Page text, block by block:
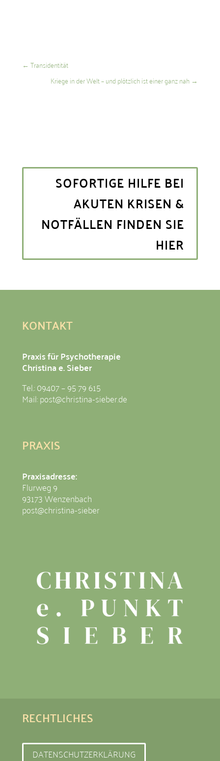
← Transidentität
Kriege in der Welt – und plötzlich ist einer ganz nah →
SOFORTIGE HILFE BEI
AKUTEN KRISEN &
NOTFÄLLEN FINDEN SIE
HIER
KONTAKT
Praxis für Psychotherapie
Christina e. Sieber
Tel.: 09407 – 95 79 615
Mail:post@christina-sieber.de
PRAXIS
Praxisadresse:
Flurweg 9
93173 Wenzenbach
post@christina-sieber
RECHTLICHES
DATENSCHUTZERKLÄRUNG